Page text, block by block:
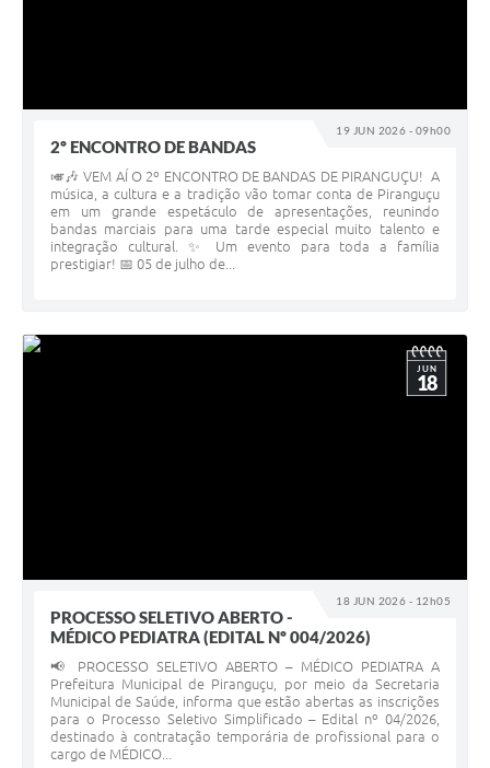
19 JUN 2026 - 09h00
2º ENCONTRO DE BANDAS
🎺🎶 VEM AÍ O 2º ENCONTRO DE BANDAS DE PIRANGUÇU! A
música, a cultura e a tradição vão tomar conta de Piranguçu
em um grande espetáculo de apresentações, reunindo
bandas marciais para uma tarde especial muito talento e
integração cultural. ✨ Um evento para toda a família
prestigiar! 📅 05 de julho de...
18 JUN 2026 - 12h05
JUN
18
PROCESSO SELETIVO ABERTO -
MÉDICO PEDIATRA (EDITAL Nº 004/2026)
📢 PROCESSO SELETIVO ABERTO – MÉDICO PEDIATRA A
Prefeitura Municipal de Piranguçu, por meio da Secretaria
Municipal de Saúde, informa que estão abertas as inscrições
para o Processo Seletivo Simplificado – Edital nº 04/2026,
destinado à contratação temporária de profissional para o
cargo de MÉDICO...